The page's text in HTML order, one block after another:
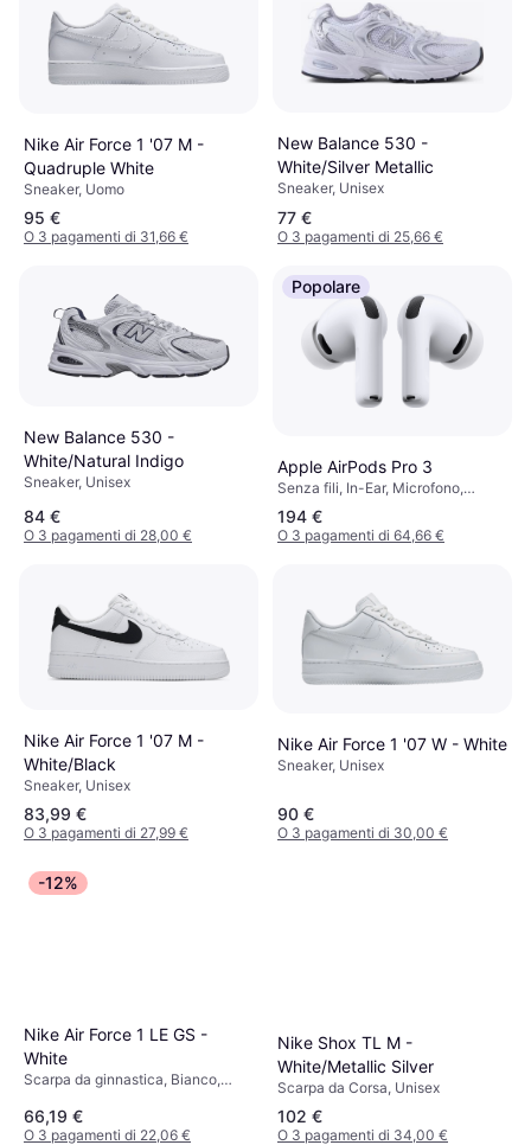
Nike Air Force 1 '07 M -
Quadruple White
Sneaker, Uomo
95 €
O 3 pagamenti di 31,66 €
New Balance 530 -
White/Silver Metallic
Sneaker, Unisex
77 €
O 3 pagamenti di 25,66 €
New Balance 530 -
White/Natural Indigo
Sneaker, Unisex
84 €
O 3 pagamenti di 28,00 €
Popolare
Apple AirPods Pro 3
Senza fili, In-Ear, Microfono,
Cancellazione del rumore attiva,
Bluetooth
194 €
O 3 pagamenti di 64,66 €
Nike Air Force 1 '07 M -
White/Black
Sneaker, Unisex
83,99 €
O 3 pagamenti di 27,99 €
Nike Air Force 1 '07 W - White
Sneaker, Unisex
90 €
O 3 pagamenti di 30,00 €
-12%
Nike Air Force 1 LE GS -
White
Scarpa da ginnastica, Bianco,
66,19 €
O 3 pagamenti di 22,06 €
Nike Shox TL M -
White/Metallic Silver
Scarpa da Corsa, Unisex
102 €
O 3 pagamenti di 34,00 €